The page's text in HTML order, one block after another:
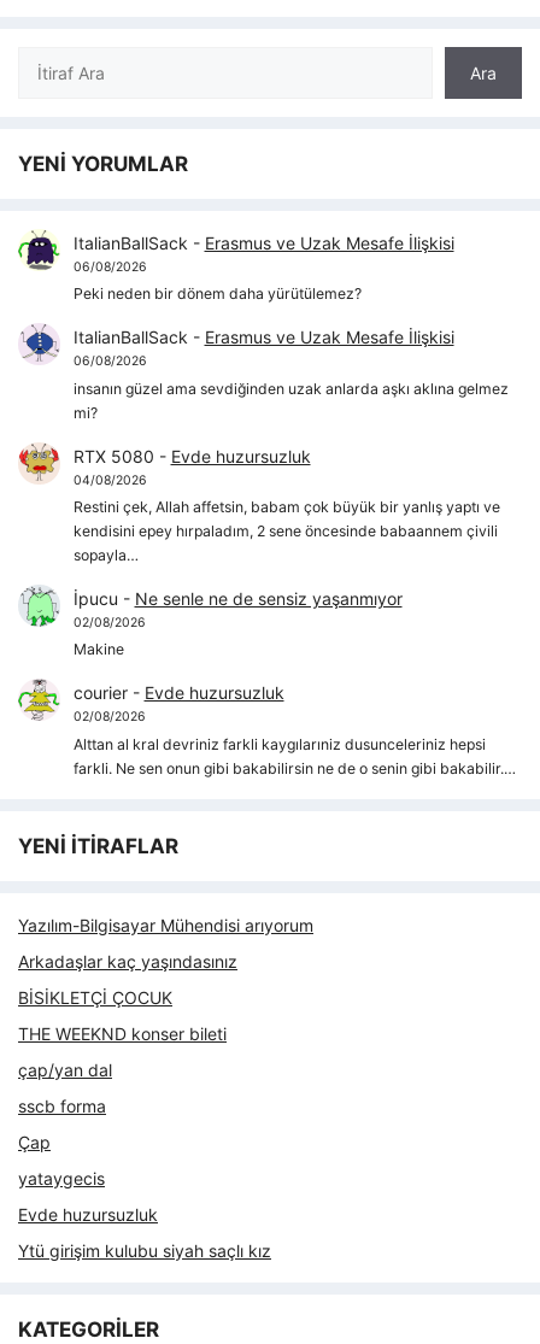
Ara
Ara
YENİ YORUMLAR
ItalianBallSack - Erasmus ve Uzak Mesafe İlişkisi
06/08/2026
Peki neden bir dönem daha yürütülemez?
ItalianBallSack - Erasmus ve Uzak Mesafe İlişkisi
06/08/2026
insanın güzel ama sevdiğinden uzak anlarda aşkı aklına gelmez
mi?
RTX 5080 - Evde huzursuzluk
04/08/2026
Restini çek, Allah affetsin, babam çok büyük bir yanlış yaptı ve
kendisini epey hırpaladım, 2 sene öncesinde babaannem çivili
sopayla…
İpucu - Ne senle ne de sensiz yaşanmıyor
02/08/2026
Makine
courier- Evde huzursuzluk
02/08/2026
Alttan al kral devriniz farkli kaygılarıniz dusunceleriniz hepsi
farkli. Ne sen onun gibi bakabilirsin ne de o senin gibi bakabilir.…
YENİ İTİRAFLAR
Yazılım-Bilgisayar Mühendisi arıyorum
Arkadaşlar kaç yaşındasınız
BİSİKLETÇİ ÇOCUK
THE WEEKND konser bileti
çap/yan dal
sscb forma
Çap
yataygecis
Evde huzursuzluk
Ytü girişim kulubu siyah saçlı kız
KATEGORİLER